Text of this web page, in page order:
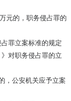
元的，职务侵占罪的
罪立案标准的规定
对职务侵占罪的立
，公安机关应予立案